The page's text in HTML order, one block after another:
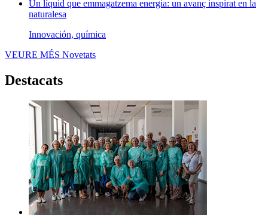
Un líquid que emmagatzema energia: un avanç inspirat en la
naturalesa
Innovación, química
VEURE MÉS Novetats
Destacats